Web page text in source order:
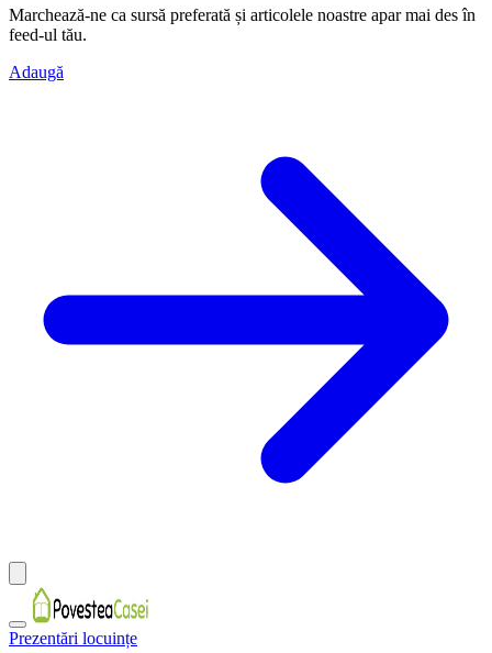
Marchează-ne ca sursă preferată și articolele noastre apar mai des în
feed-ul tău.
Adaugă
Prezentări locuințe